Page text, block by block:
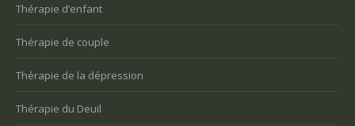
Thérapie d’enfant
Thérapie de couple
Thérapie de la dépression
Thérapie du Deuil